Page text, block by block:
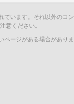
ています。それ以外のコン
意ください。
ページがある場合がありま